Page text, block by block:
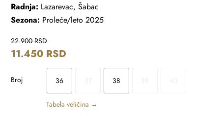
Radnja: Lazarevac, Šabac
Sezona: Proleće/leto 2025
22.900RSD
11.450 RSD
Broj 36 38
Tabela veličina →